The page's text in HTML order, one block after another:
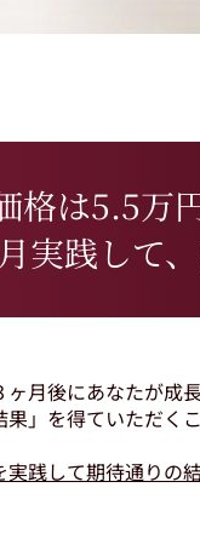
格は5.5万
実践して
月後にあなたが成
」を得ていただく
践して期待通りの